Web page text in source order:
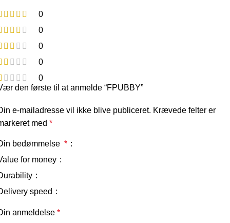
0
0
0
0
0
den første til at anmelde “FPUBBY”
e-mailadresse vil ikke blive publiceret. Krævede felter er
med *
bedømmelse *
for money
speed
anmeldelse *